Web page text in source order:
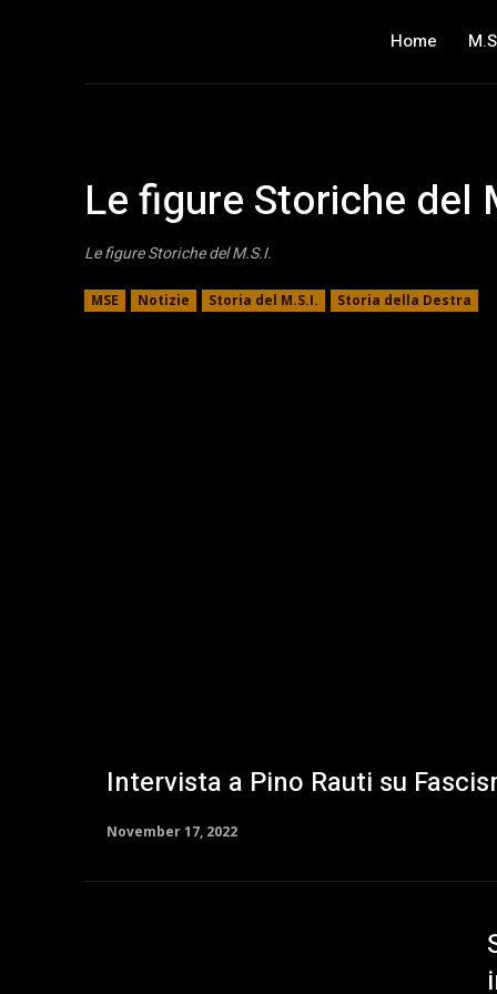
Home
Le figure Storiche del
Le figure Storiche del M.S.I.
MSE Notizie Storia del M.S.I. Storia della Destra
Intervista a Pino Rauti su
November 17, 2022